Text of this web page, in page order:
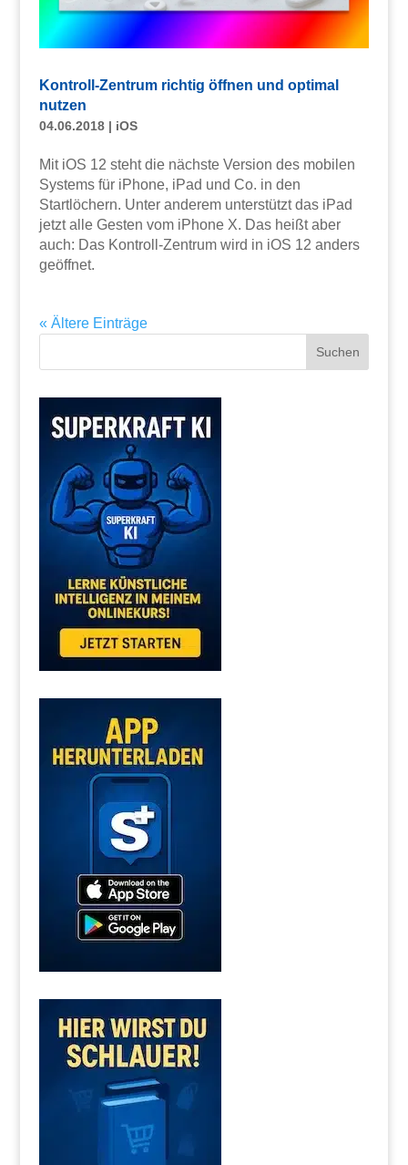
Kontroll-Zentrum richtig öffnen und optimal
nutzen
04.06.2018| iOS
Mit iOS 12 steht die nächste Version des mobilen
Systems für iPhone, iPad und Co. in den
Startlöchern. Unter anderem unterstützt das iPad
jetzt alle Gesten vom iPhone X. Das heißt aber
auch: Das Kontroll-Zentrum wird in iOS 12 anders
geöffnet.
« Ältere Einträge